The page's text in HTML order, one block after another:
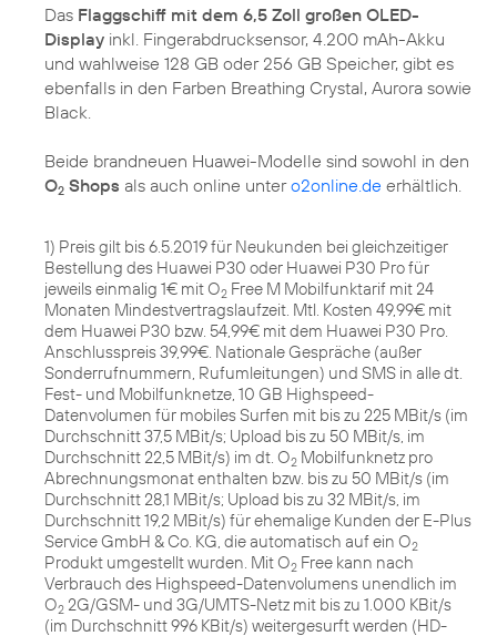
Das Flaggschiff mit dem 6,5 Zoll großen OLED-
Display inkl. Fingerabdrucksensor, 4.200 mAh-Akku
und wahlweise 128 GB oder 256 GB Speicher, gibt es
ebenfalls in den Farben Breathing Crystal, Aurora sowie
Black.
Beide brandneuen Huawei-Modelle sind sowohl in den
O2 Shops als auch online untero2online.de erhältlich.
1) Preis gilt bis 6.5.2019 für Neukunden bei gleichzeitiger
Bestellung des Huawei P30 oder Huawei P30 Pro für
jeweils einmalig 1€ mit O2 Free M Mobilfunktarif mit 24
Monaten Mindestvertragslaufzeit. Mtl. Kosten 49,99€ mit
dem Huawei P30 bzw. 54,99€ mit dem Huawei P30 Pro.
Anschlusspreis 39,99€. Nationale Gespräche (außer
Sonderrufnummern, Rufumleitungen) und SMS in alle dt.
Fest- und Mobilfunknetze, 10 GB Highspeed-
Datenvolumen für mobiles Surfen mit bis zu 225 MBit/s (im
Durchschnitt 37,5 MBit/s; Upload bis zu 50 MBit/s, im
Durchschnitt 22,5 MBit/s) im dt. O2 Mobilfunknetz pro
Abrechnungsmonat enthalten bzw. bis zu 50 MBit/s (im
Durchschnitt 28,1 MBit/s; Upload bis zu 32 MBit/s, im
Durchschnitt 19,2 MBit/s) für ehemalige Kunden der E-Plus
Service GmbH & Co. KG, die automatisch auf ein O2
Produkt umgestellt wurden. Mit O2 Free kann nach
Verbrauch des Highspeed-Datenvolumens unendlich im
O2 2G/GSM- und 3G/UMTS-Netz mit bis zu 1.000 KBit/s
(im Durchschnitt 996 KBit/s) weitergesurft werden (HD-